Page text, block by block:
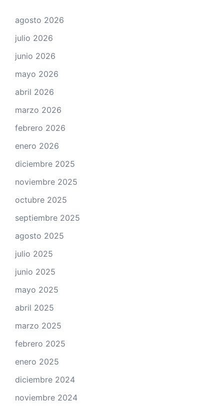
agosto 2026
julio 2026
junio 2026
mayo 2026
abril 2026
marzo 2026
febrero 2026
enero 2026
diciembre 2025
noviembre 2025
octubre 2025
septiembre 2025
agosto 2025
julio 2025
junio 2025
mayo 2025
abril 2025
marzo 2025
febrero 2025
enero 2025
diciembre 2024
noviembre 2024